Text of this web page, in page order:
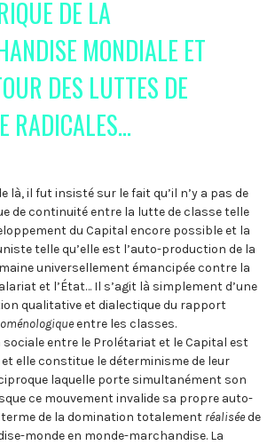
DE LA
MONDIALE ET
DES LUTTES DE
RADICALES…
là, il fut insisté sur le fait qu’il n’y a pas de
de continuité entre la lutte de classe telle
du Capital encore possible et la
telle qu’elle est l’auto-production de la
universellement émancipée contre la
et l’État… Il s’agit là simplement d’une
qualitative et dialectique du rapport
entre les classes.
entre le Prolétariat et le Capital est
elle constitue le déterminisme de leur
laquelle porte simultanément son
ce mouvement invalide sa propre auto-
de la domination totalement réaliséede
monde en monde-marchandise. La